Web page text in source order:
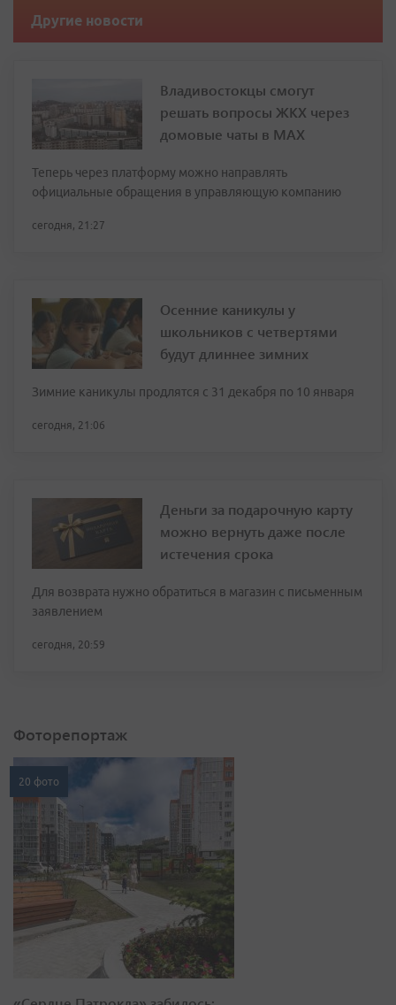
Другие новости
Владивостокцы смогут
решать вопросы ЖКХ через
домовые чаты в МАХ
Теперь через платформу можно направлять
официальные обращения в управляющую компанию
сегодня, 21:27
Осенние каникулы у
школьников с четвертями
будут длиннее зимних
Зимние каникулы продлятся с 31 декабря по 10 января
сегодня, 21:06
Деньги за подарочную карту
можно вернуть даже после
истечения срока
Для возврата нужно обратиться в магазин с письменным
заявлением
сегодня, 20:59
Фоторепортаж
20 фото